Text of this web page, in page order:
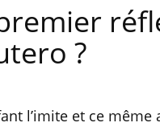
?
l’imite et ce même